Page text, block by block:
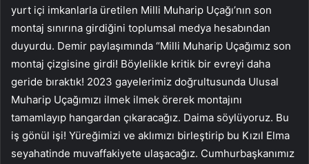
yurt içi imkanlarla üretilen Milli Muharip Uçağı’nın son
montaj sınırına girdiğini toplumsal medya hesabından
duyurdu. Demir paylaşımında “Milli Muharip Uçağımız son
montaj çizgisine girdi! Böylelikle kritik bir evreyi daha
geride bıraktık! 2023 gayelerimiz doğrultusunda Ulusal
Muharip Uçağımızı ilmek ilmek örerek montajını
tamamlayıp hangardan çıkaracağız. Daima söylüyoruz. Bu
iş gönül işi! Yüreğimizi ve aklımızı birleştirip bu Kızıl Elma
seyahatinde muvaffakiyete ulaşacağız. Cumhurbaşkanımız